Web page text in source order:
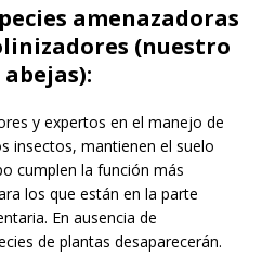
amenazadoras
(nuestro
y expertos en el manejo de
insectos, mantienen el suelo
cumplen la función más
los que están en la parte
En ausencia de
de plantas desaparecerán.